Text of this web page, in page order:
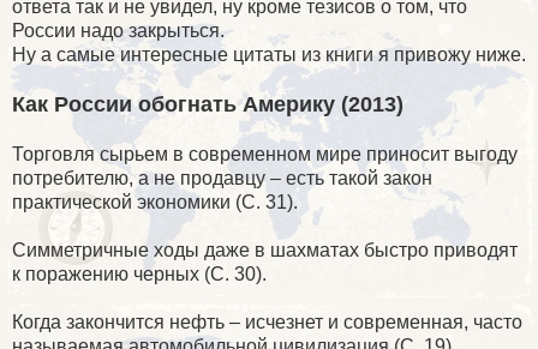
ответа так и не увидел, ну кроме тезисов о том, что
России надо закрыться.
Ну а самые интересные цитаты из книги я привожу ниже.
Как России обогнать Америку (2013)
Торговля сырьем в современном мире приносит выгоду
потребителю, а не продавцу – есть такой закон
практической экономики (С. 31).
Симметричные ходы даже в шахматах быстро приводят
к поражению черных (С. 30).
Когда закончится нефть – исчезнет и современная, часто